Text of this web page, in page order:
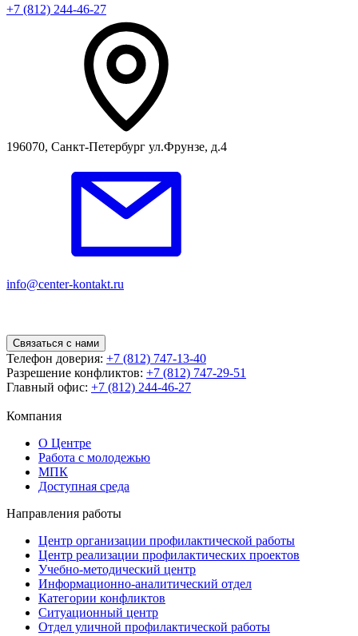
+7 (812) 244-46-27
196070, Санкт-Петербург ул.Фрунзе, д.4
info@center-kontakt.ru
Связаться с нами
Телефон доверия: +7 (812) 747-13-40
Разрешение конфликтов: +7 (812) 747-29-51
Главный офис: +7 (812) 244-46-27
Компания
О Центре
Работа с молодежью
МПК
Доступная среда
Направления работы
Центр организации профилактической работы
Центр реализации профилактических проектов
Учебно-методический центр
Информационно-аналитический отдел
Категории конфликтов
Ситуационный центр
Отдел уличной профилактической работы